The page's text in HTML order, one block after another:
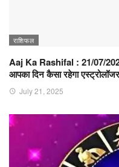
राशिफल
Aaj Ka Rashifal : 21/07/
आपका दिन कैसा रहेगा
July 21, 2025